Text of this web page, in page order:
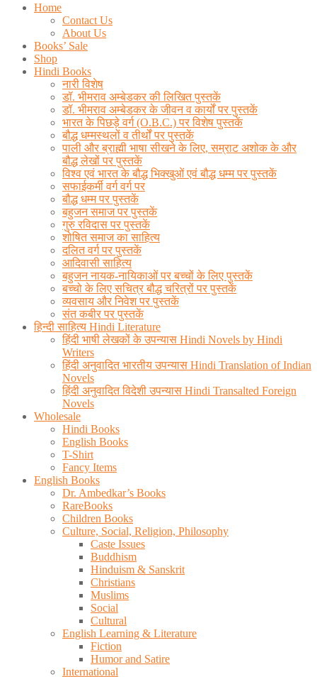
Home
Contact Us
About Us
Books’ Sale
Shop
Hindi Books
नारी विशेष
डॉ. भीमराव अम्बेडकर की लिखित पुस्तकें
डॉ. भीमराव अम्बेडकर के जीवन व कार्यों पर पुस्तकें
भारत के पिछड़े वर्ग (O.B.C.) पर विशेष पुस्तकें
बौद्ध धम्मस्थलों व तीर्थों पर पुस्तकें
पाली और ब्राह्मी भाषा सीखने के लिए, सम्राट अशोक के और
बौद्ध लेखों पर पुस्तकें
विश्व एवं भारत के बौद्ध भिक्खुओं एवं बौद्ध धम्म पर पुस्तकें
सफाईकर्मी वर्ग वर्ग पर
बौद्ध धम्म पर पुस्तकें
बहुजन समाज पर पुस्तकें
गुरु रविदास पर पुस्तकें
शोषित समाज का साहित्य
दलित वर्ग पर पुस्तकें
आदिवासी साहित्य
बहुजन नायक-नायिकाओं पर बच्चों के लिए पुस्तकें
बच्चो के लिए सचित्र बौद्ध चरित्रों पर पुस्तकें
व्यवसाय और निवेश पर पुस्तकें
संत कबीर पर पुस्तकें
हिन्दी साहित्य Hindi Literature
हिंदी भाषी लेखकों के उपन्यास Hindi Novels by Hindi
Writers
हिंदी अनुवादित भारतीय उपन्यास Hindi Translation of Indian
Novels
हिंदी अनुवादित विदेशी उपन्यास Hindi Transalted Foreign
Novels
Wholesale
Hindi Books
English Books
T-Shirt
Fancy Items
English Books
Dr. Ambedkar’s Books
RareBooks
Children Books
Culture, Social, Religion, Philosophy
Caste Issues
Buddhism
Hinduism & Sanskrit
Christians
Muslims
Social
Cultural
English Learning & Literature
Fiction
Humor and Satire
International